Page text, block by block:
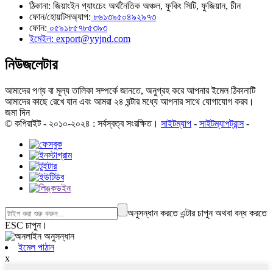
ঠিকানা: জিয়াংইন গ্যাংচেং অর্থনৈতিক অঞ্চল, ফুকিং সিটি, ফুজিয়ান, চীন
ফোন/হোয়াটসঅ্যাপ: ৮৬১৩৯৫০৪৯২৯৭৩
ফোন: ০৫৯১৮৫৭৮৫৩৯৩
ইমেইল: export@yyjnd.com
নিউজলেটার
আমাদের পণ্য বা মূল্য তালিকা সম্পর্কে জানতে, অনুগ্রহ করে আপনার ইমেল ঠিকানাটি
আমাদের কাছে রেখে যান এবং আমরা ২৪ ঘন্টার মধ্যে আপনার সাথে যোগাযোগ করব।
জমা দিন
© কপিরাইট - ২০১০-২০২৪ : সর্বস্বত্ব সংরক্ষিত। সাইটম্যাপ - সাইটম্যাপট্রান্স-
অনুসন্ধান করতে এন্টার চাপুন অথবা বন্ধ করতে
ESC চাপুন।
ইমেল পাঠান
x